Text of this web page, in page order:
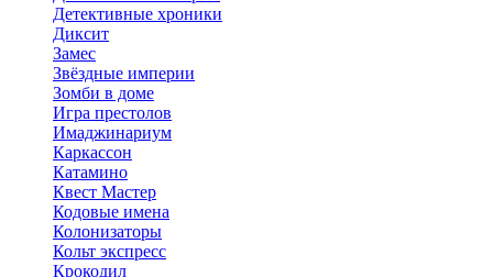
Детективные хроники
Диксит
Замес
Звёздные империи
Зомби в доме
Игра престолов
Имаджинариум
Каркассон
Катамино
Квест Мастер
Кодовые имена
Колонизаторы
Кольт экспресс
Крокодил